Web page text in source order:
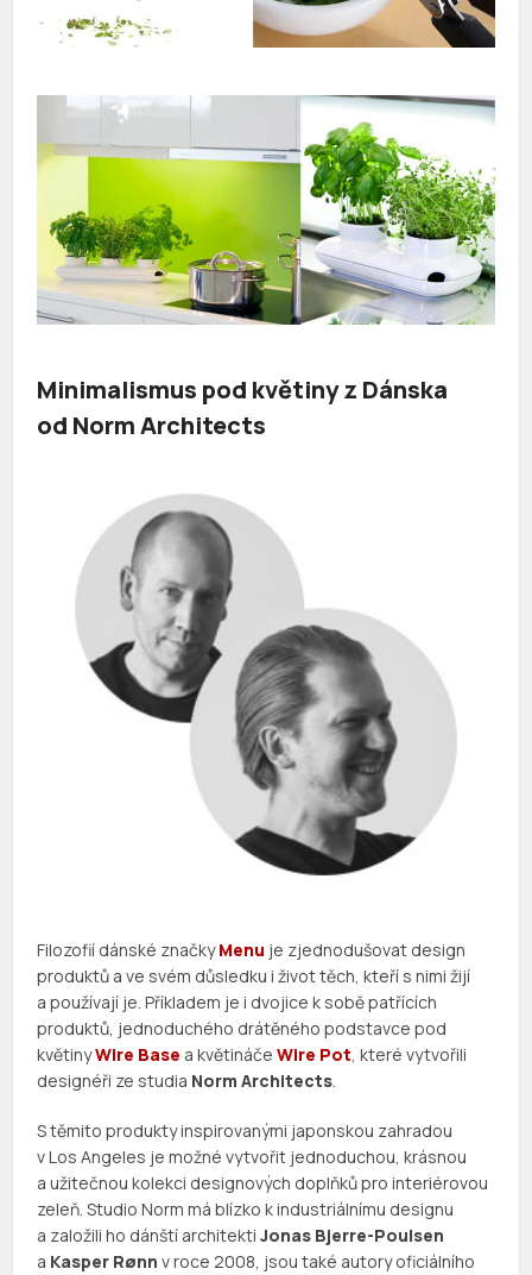
Minimalismus pod květiny z Dánska
od Norm Architects
Filozofií dánské značkyMenu je zjednodušovat design
produktů a ve svém důsledku i život těch, kteří s nimi žijí
a používají je. Příkladem je i dvojice k sobě patřících
produktů, jednoduchého drátěného podstavce pod
květinyWire Base a květináčeWire Pot, které vytvořili
designéři ze studia Norm Architects.
S těmito produkty inspirovanými japonskou zahradou
v Los Angeles je možné vytvořit jednoduchou, krásnou
a užitečnou kolekci designových doplňků pro interiérovou
zeleň. Studio Norm má blízko k industriálnímu designu
a založili ho dánští architektiJonas Bjerre-Poulsen
a Kasper Rønnv roce 2008, jsou také autory oficiálního